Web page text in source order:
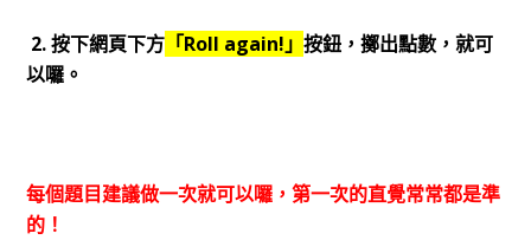
2. 按下網頁下方「Roll again!」 按鈕，擲出點數，就可
以囉。
每個題目建議做一次就可以囉，第一次的直覺常常都是準
的！